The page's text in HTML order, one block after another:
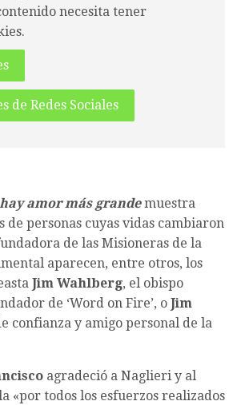
necesita tener
de Redes Sociales
amor más grande muestra
de personas cuyas vidas cambiaron
de las Misioneras de la
aparecen, entre otros, los
Jim Wahlberg, el obispo
de ‘Word on Fire’, o Jim
confianza y amigo personal de la
agradeció a Naglieri y al
«por todos los esfuerzos realizados